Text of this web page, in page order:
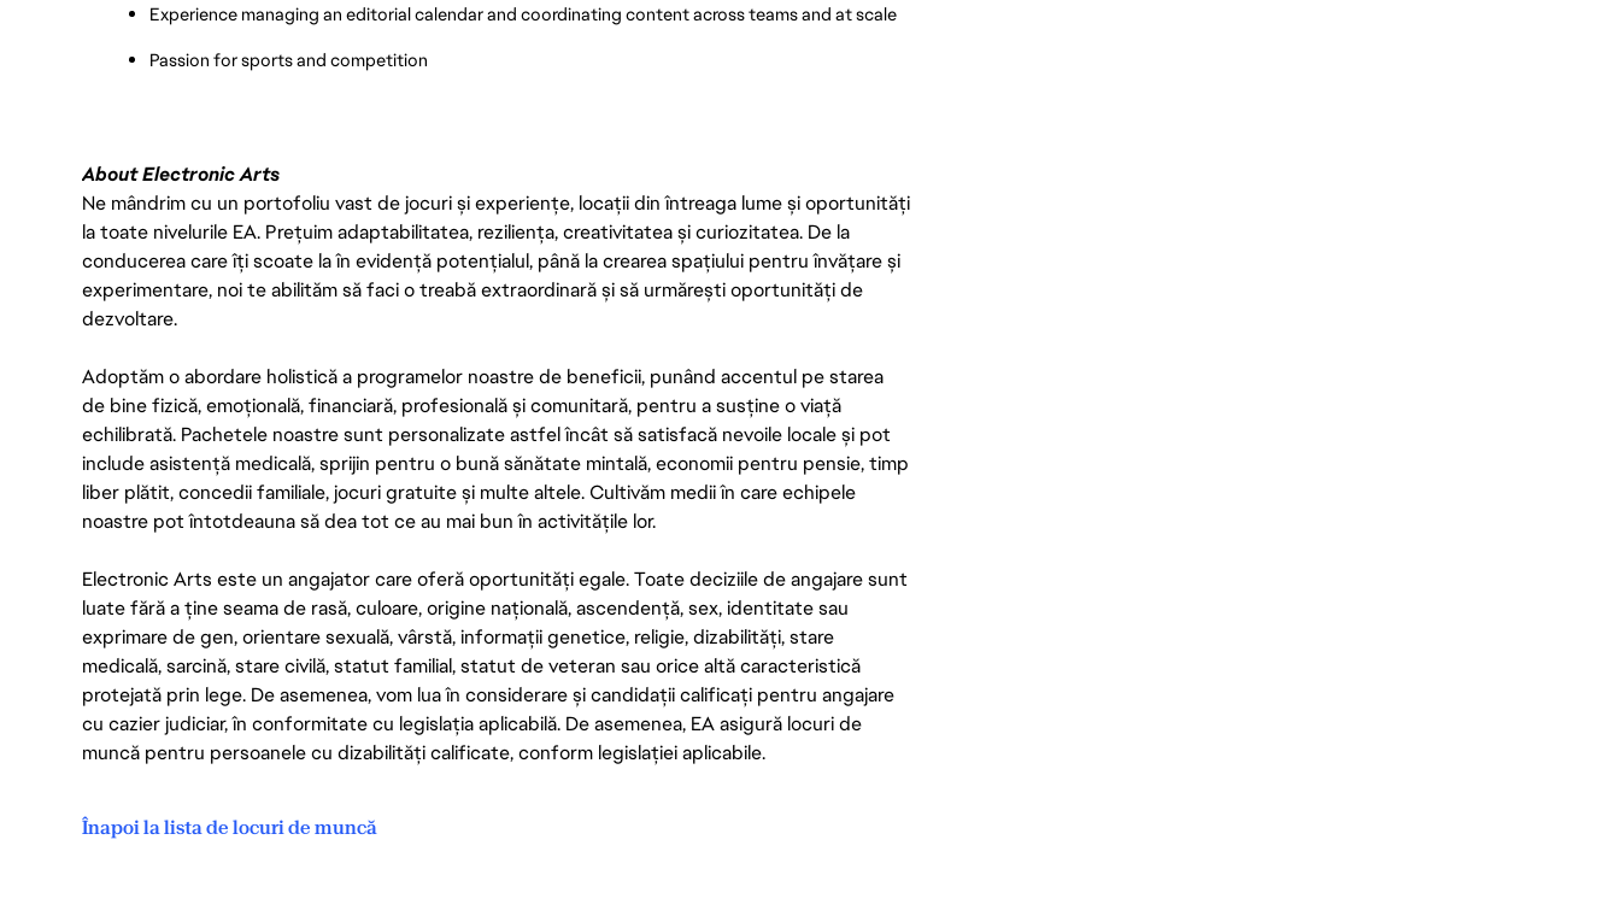
Experience managing an editorial calendar and coordinating content across teams and at scale
Passion for sports and competition
About Electronic Arts
Ne mândrim cu un portofoliu vast de jocuri și experiențe, locații din întreaga lume și oportunități
la toate nivelurile EA. Prețuim adaptabilitatea, reziliența, creativitatea și curiozitatea. De la
conducerea care îți scoate la în evidență potențialul, până la crearea spațiului pentru învățare și
experimentare, noi te abilităm să faci o treabă extraordinară și să urmărești oportunități de
dezvoltare.
Adoptăm o abordare holistică a programelor noastre de beneficii, punând accentul pe starea
de bine fizică, emoțională, financiară, profesională și comunitară, pentru a susține o viață
echilibrată. Pachetele noastre sunt personalizate astfel încât să satisfacă nevoile locale și pot
include asistență medicală, sprijin pentru o bună sănătate mintală, economii pentru pensie, timp
liber plătit, concedii familiale, jocuri gratuite și multe altele. Cultivăm medii în care echipele
noastre pot întotdeauna să dea tot ce au mai bun în activitățile lor.
Electronic Arts este un angajator care oferă oportunități egale. Toate deciziile de angajare sunt
luate fără a ține seama de rasă, culoare, origine națională, ascendență, sex, identitate sau
exprimare de gen, orientare sexuală, vârstă, informații genetice, religie, dizabilități, stare
medicală, sarcină, stare civilă, statut familial, statut de veteran sau orice altă caracteristică
protejată prin lege. De asemenea, vom lua în considerare și candidații calificați pentru angajare
cu cazier judiciar, în conformitate cu legislația aplicabilă. De asemenea, EA asigură locuri de
muncă pentru persoanele cu dizabilități calificate, conform legislației aplicabile.
Înapoi la lista de locuri de muncă